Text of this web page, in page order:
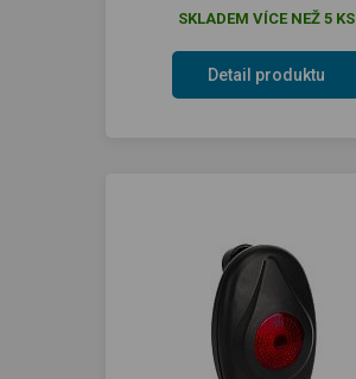
SKLADEM VÍCE NEŽ 5 KS
Detail produktu